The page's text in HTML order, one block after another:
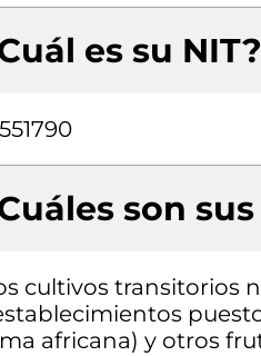
es su NIT?
son
cultivos transitorios
africana) y otros